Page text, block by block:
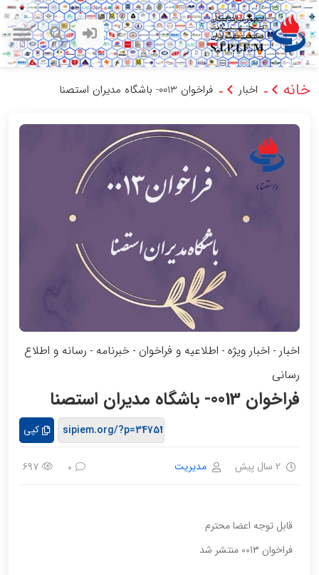
خانه - اخبار - فراخوان 0013- باشگاه مدیران استصنا
اخبار - اخبار ویژه - اطلاعیه و فراخوان - خبرنامه - رسانه و اطلاع
رسانی
فراخوان 0013- باشگاه مدیران استصنا
کپی
2 سال پیش مدیریت 0
697
قابل توجه اعضا محترم
فراخوان 0013 منتشر شد